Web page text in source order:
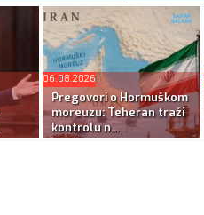
06.08.2026
Pregovori o Hormuškom
moreuzu: Teheran traži
kontrolu n...